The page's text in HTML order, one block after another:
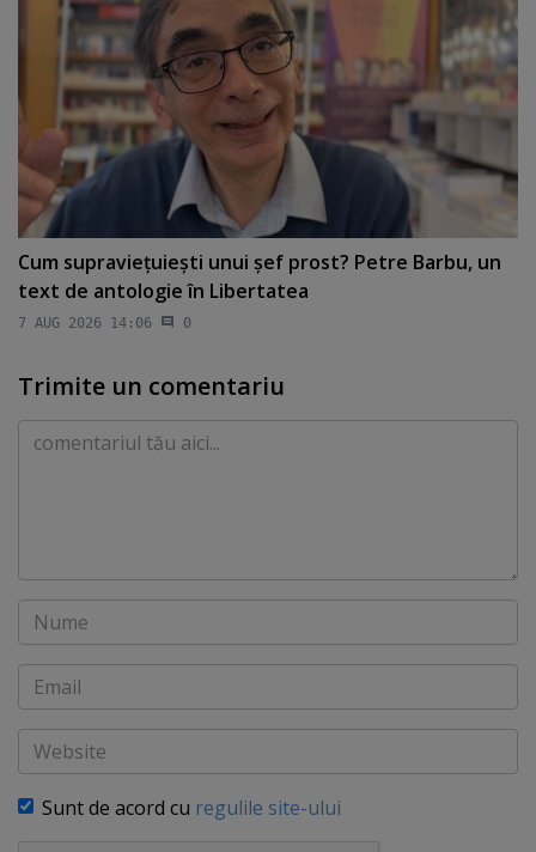
Cum supravieţuieşti unui şef prost? Petre Barbu, un
text de antologie în Libertatea
7 AUG 2026 14:06 0
Trimite un comentariu
Comentariu
Nume
Email
Website
Sunt de acord cu regulile site-ului